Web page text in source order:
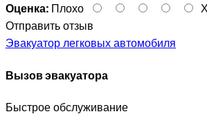
Оценка: Плохо
Отправить отзыв
Эвакуатор легковых автомобиля
Вызов эвакуатора
Быстрое обслуживание